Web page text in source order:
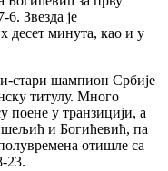
Звезда је
десет минута, као и у
стари шампион Србије
титулу. Много
поене у транзицији, а
и Богићевић, па
отишле са
23.